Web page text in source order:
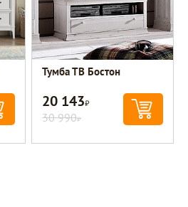
Тумба ТВ Бостон
20 143Р
30 990Р